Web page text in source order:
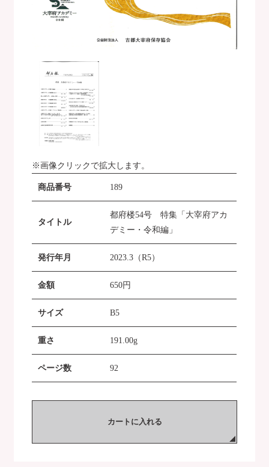
※画像クリックで拡大します。
商品番号 189
タイトル
都府楼54号 特集「大宰府アカ
デミー・令和編」
発行年月 2023.3（R5）
金額 650円
サイズ B5
重さ 191.00g
ページ数 92
カートに入れる